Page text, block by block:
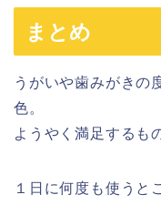
まとめ
うがいや歯みがきの
色。
ようやく満足するも
１日に何度も使うと